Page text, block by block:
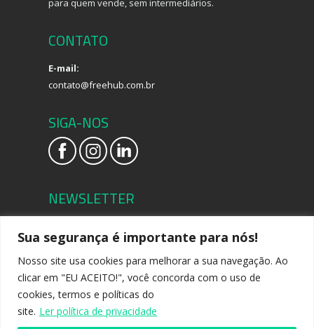
Sua segurança é importante para nós!
Nosso site usa cookies para melhorar a sua navegação. Ao
clicar em "EU ACEITO!", você concorda com o uso de
cookies, termos e políticas do
site. Ler política de privacidade
para quem vende, sem intermediários.
CONTATO
E-mail:
contato@freehub.com.br
SIGA-NOS
NEWSLETTER